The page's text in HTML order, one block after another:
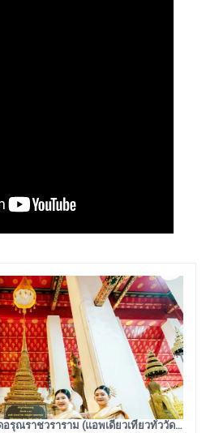
บทที่ 11.1 พระจุฬามณีเจดีย์ วัดอรุณราชวราราม (แอพเดียวเที่ยวทั่ววัดอรุณ)